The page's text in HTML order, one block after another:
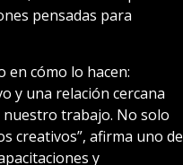
pensadas para
en cómo lo hacen:
y una relación cercana
trabajo. No solo
creativos”, afirma uno de
y